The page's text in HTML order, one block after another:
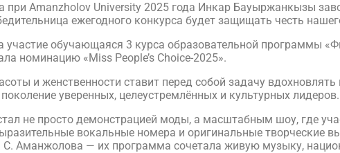
Amanzholov University 2025 года Инкар Бауыржанкызы
ежегодного конкурса будет защищать честь
участие обучающаяся 3 курса образовательной программы
номинацию «Miss People’s Choice-2025».
и женственности ставит перед собой задачу
уверенных, целеустремлённых и культурных лидеров.
не просто демонстрацией моды, а масштабным шоу, где
вокальные номера и оригинальные творческие
С. Аманжолова — их программа сочетала живую музыку,